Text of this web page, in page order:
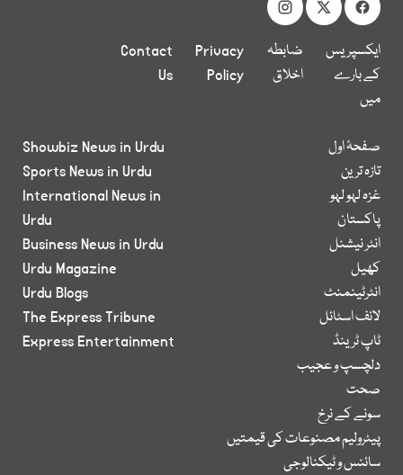
ایکسپریس
کے بارے
میں
ضابطہ
اخلاق
Privacy
Policy
Contact
Us
صفحۂ اول
تازہ ترین
غزہ لہو لہو
پاکستان
انٹر نیشنل
کھیل
انٹرٹینمنٹ
لائف اسٹائل
ٹاپ ٹرینڈ
دلچسپ و عجیب
صحت
سونے کے نرخ
پیٹرولیم مصنوعات کی قیمتیں
سائنس و ٹیکنالوجی
Showbiz News in Urdu
Sports News in Urdu
International News in
Urdu
Business News in Urdu
Urdu Magazine
Urdu Blogs
The Express Tribune
Express Entertainment